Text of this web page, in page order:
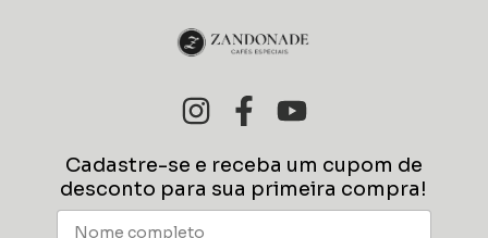
Cadastre-se e receba um cupom de
desconto para sua primeira compra!